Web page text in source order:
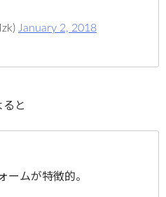
January 2, 2018
と
ームが特徴的。